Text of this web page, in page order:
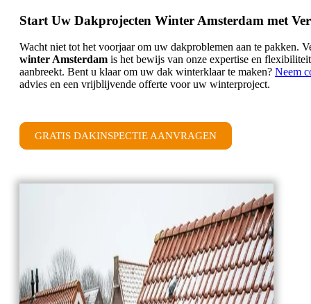
Start Uw Dakprojecten Winter Amsterdam met
Wacht niet tot het voorjaar om uw dakproblemen aan te pakken.
winter Amsterdam is het bewijs van onze expertise en
aanbreekt. Bent u klaar om uw dak winterklaar te maken? Neem
advies en een vrijblijvende offerte voor uw winterproject.
GRATIS DAKINSPECTIE AANVRAGEN